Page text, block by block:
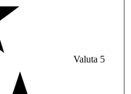
Valuta 5